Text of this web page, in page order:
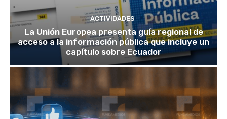
ACTIVIDADES
La Unión Europea presenta guía regional de
acceso a la información pública que incluye un
capítulo sobre Ecuador